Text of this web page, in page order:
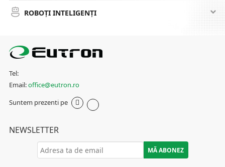
ROBOȚI INTELIGENȚI
Tel:
Email:office@eutron.ro
Suntem prezenti pe
NEWSLETTER